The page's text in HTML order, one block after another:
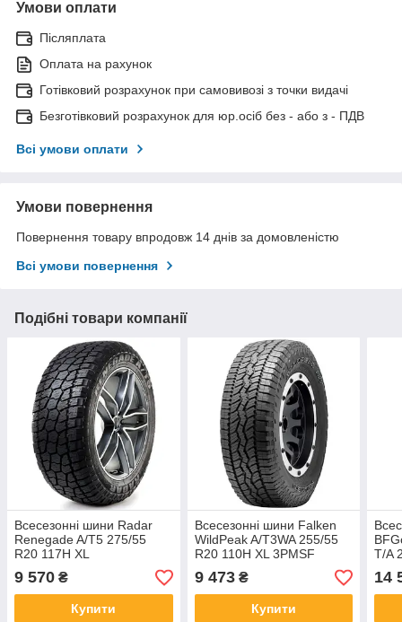
Умови оплати
Післяплата
Оплата на рахунок
Готівковий розрахунок при самовивозі з точки видачі
Безготівковий розрахунок для юр.осіб без - або з - ПДВ
Всі умови оплати
Умови повернення
Повернення товару впродовж 14 днів за домовленістю
Всі умови повернення
Подібні товари компанії
Всесезонні шини Radar
Renegade A/T5 275/55
R20 117H XL
9 570 ₴
Купити
Всесезонні шини Falken
WildPeak A/T3WA 255/55
R20 110H XL 3PMSF
9 473₴
Купити
T/A
14